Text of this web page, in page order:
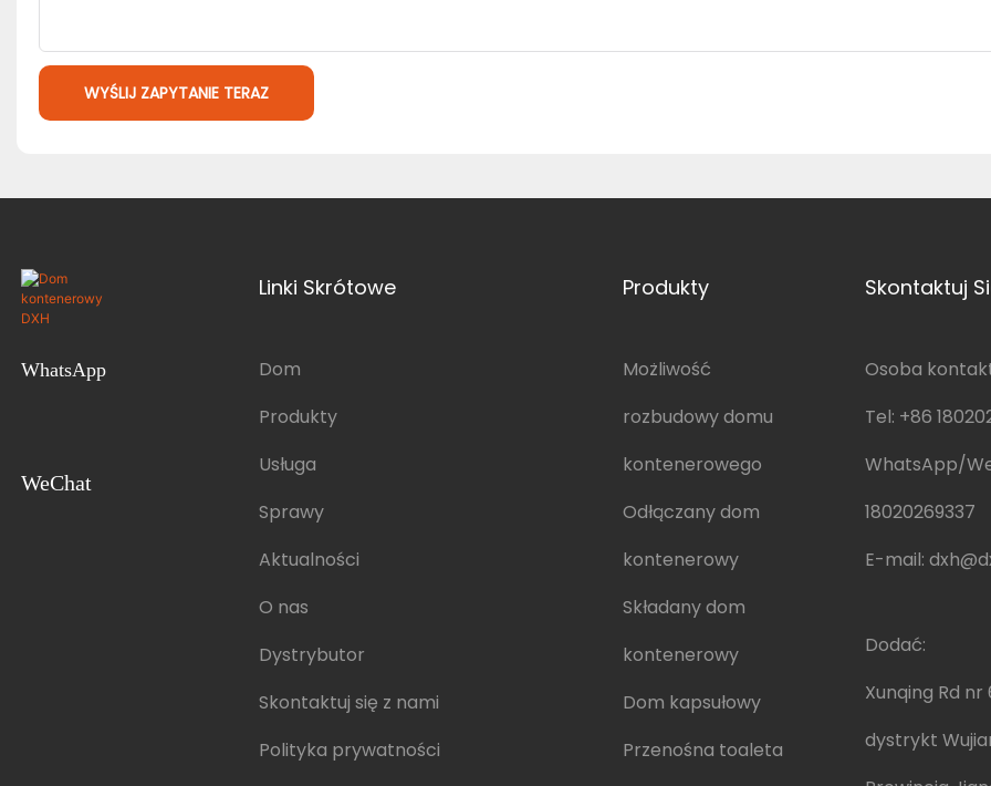
WYŚLIJ ZAPYTANIE TERAZ
WhatsApp
WeChat
Linki Skrótowe
Dom
Produkty
Usługa
Sprawy
Aktualności
O nas
Dystrybutor
Skontaktuj się z nami
Polityka prywatności
Produkty
Możliwość
rozbudowy domu
kontenerowego
Odłączany dom
kontenerowy
Składany dom
kontenerowy
Dom kapsułowy
Przenośna toaleta
Skontaktuj
Osoba
Tel: +86
WhatsApp/
18020269337
E-mail:
Dodać:
Xunqing Rd
dystrykt